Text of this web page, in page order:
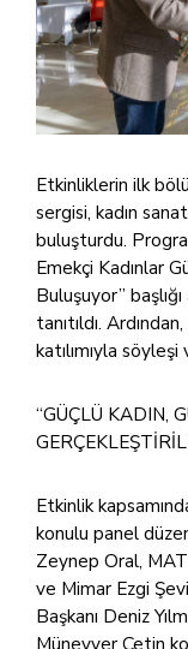
Etkinliklerin ilk
sergisi, kadın
buluşturdu.
Emekçi Kadınlar
Buluşuyor”
tanıtıldı.
katılımıyla
“GÜÇLÜ KADIN,
Etkinlik
konulu panel
Zeynep Oral,
ve Mimar Ezgi
Başkanı Deniz
Münevver Çetin